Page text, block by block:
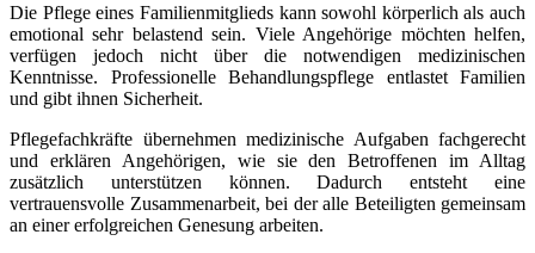
Die Pflege eines Familienmitglieds kann sowohl körperlich als auch
emotional sehr belastend sein. Viele Angehörige möchten helfen,
verfügen jedoch nicht über die notwendigen medizinischen
Kenntnisse. Professionelle Behandlungspflege entlastet Familien
und gibt ihnen Sicherheit.
Pflegefachkräfte übernehmen medizinische Aufgaben fachgerecht
und erklären Angehörigen, wie sie den Betroffenen im Alltag
zusätzlich unterstützen können. Dadurch entsteht eine
vertrauensvolle Zusammenarbeit, bei der alle Beteiligten gemeinsam
an einer erfolgreichen Genesung arbeiten.